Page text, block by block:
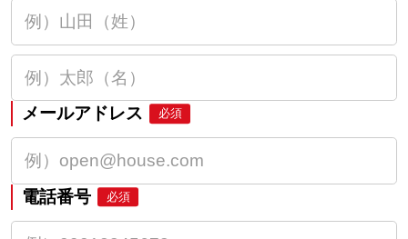
メールアドレス 必須
電話番号 必須